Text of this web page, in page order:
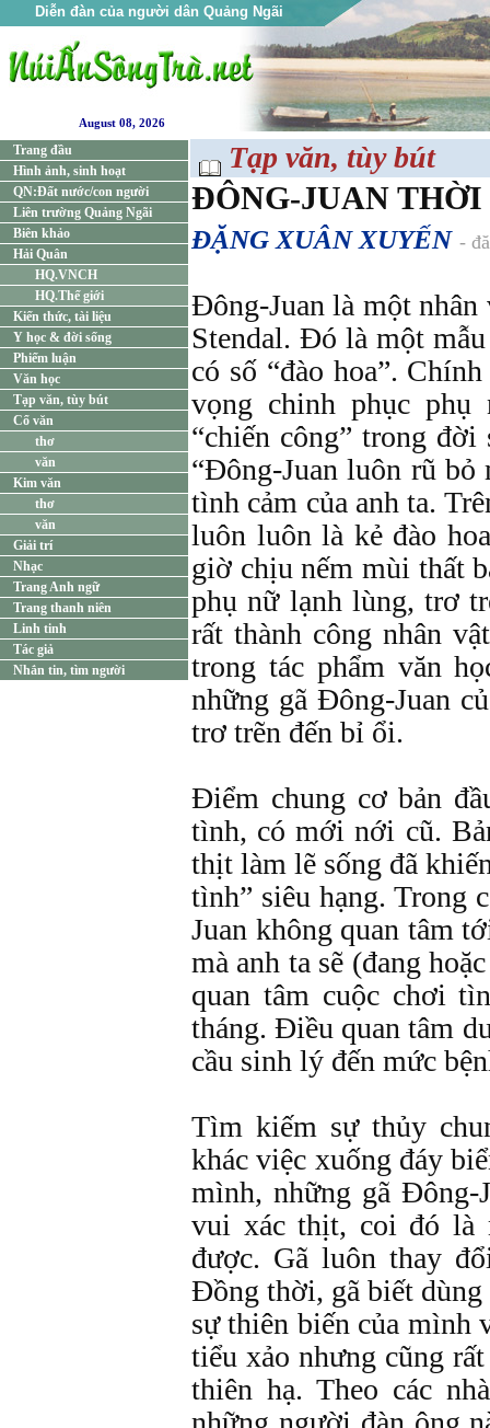
Diễn đàn của người dân Quảng Ngãi
August 08, 2026
Trang đầu
Hình ảnh, sinh hoạt
QN:Đất nước/con người
Liên trường Quảng Ngãi
Biên khảo
Hải Quân
HQ.VNCH
HQ.Thế giới
Kiến thức, tài liệu
Y học & đời sống
Phiếm luận
Văn học
Tạp văn, tùy bút
Cổ văn
thơ
văn
Kim văn
thơ
văn
Giải trí
Nhạc
Trang Anh ngữ
Trang thanh niên
Linh tinh
Tác giả
Nhắn tin, tìm người
Tạp văn, tùy bút
ĐÔNG-JUAN
ĐẶNG XUÂN XUYẾN -
Đông-Juan là một nhân
Stendal. Đó là một
có số “đào hoa”.
vọng chinh phục
“chiến công” trong
“Đông-Juan luôn rũ bỏ
tình cảm của anh ta.
luôn luôn là kẻ đào
giờ chịu nếm mùi thất
phụ nữ lạnh lùng, trơ
rất thành công nhân
trong tác phẩm văn
những gã Đông-Juan
trơ trẽn đến bỉ ổi.
Điểm chung cơ bản
tình, có mới nới cũ.
thịt làm lẽ sống đã
tình” siêu hạng. Trong
Juan không quan tâm
mà anh ta sẽ (đang
quan tâm cuộc chơi
tháng. Điều quan tâm
cầu sinh lý đến mức
Tìm kiếm sự thủy
khác việc xuống đáy
mình, những gã Đông-
vui xác thịt, coi đó là
được. Gã luôn thay
Đồng thời, gã biết dùng
sự thiên biến của mình
tiểu xảo nhưng cũng
thiên hạ. Theo các